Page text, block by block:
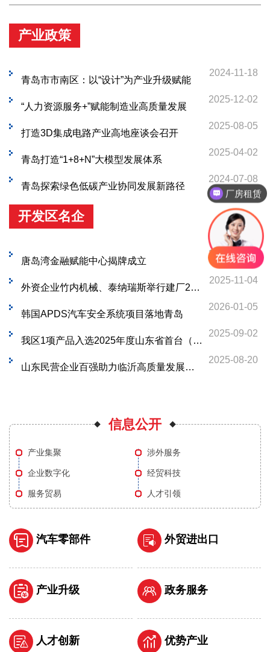
产业政策
2024-11-18
青岛市市南区：以“设计”为产业升级赋能
2025-12-02
“人力资源服务+”赋能制造业高质量发展
2025-08-05
打造3D集成电路产业高地座谈会召开
2025-04-02
青岛打造“1+8+N”大模型发展体系
2024-07-08
青岛探索绿色低碳产业协同发展新路径
开发区名企
2026-05-24
唐岛湾金融赋能中心揭牌成立
2025-11-04
外资企业竹内机械、泰纳瑞斯举行建厂20周年活动
2026-01-05
韩国APDS汽车安全系统项目落地青岛
2025-09-02
我区1项产品入选2025年度山东省首台（套）技术装备生产企业及产品名单
2025-08-20
山东民营企业百强助力临沂高质量发展暨第二届临商大会开幕
信息公开
产业集聚 涉外服务
企业数字化 经贸科技
服务贸易 人才引领
汽车零部件 外贸进出口
产业升级 政务服务
人才创新 优势产业
厂房租赁